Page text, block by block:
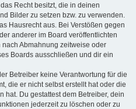
Recht besitzt, die in deinen
Bilder zu setzen bzw. zu verwenden.
Hausrecht aus. Bei Verstößen gegen
anderer im Board veröffentlichten
Abmahnung zeitweise oder
Boards ausschließen und dir ein
Betreiber keine Verantwortung für die
die er nicht selbst erstellt hat oder die
hat. Du gestattest dem Betreiber, dein
jederzeit zu löschen oder zu